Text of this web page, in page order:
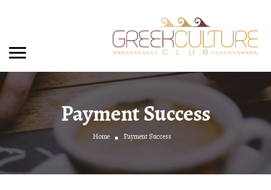
Payment Success
Home Payment Success